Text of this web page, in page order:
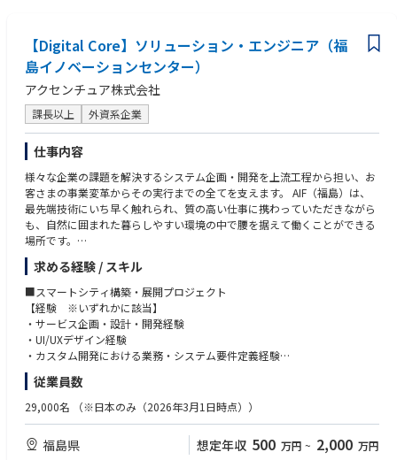
ービスの利用ユーザーの拡大、機能横断的な新サービスの企画や楽天グル
ープ内のクロスユース促進施策の推進などを行っています。
それと並行して、ポイントカード、電子マネー（楽天Edy、Suica）、クレ
ジットカードタッチ決済、楽天チェックといった楽天ペイアプリ独自の機
能の利用促進も行っています。
■採用の背景
国内のキャッシュレス決済市場は急速に拡大しており、その中で楽天ペイ
アプリも大きな成長を遂げています。しかし競合他社との競争は激化して
おり、より精度の高いマーケティング施策が求められています。市場トレ
ンドやユーザーの動向と心理を的確に把握し、最新のデジタルマーケティ
ングツールを駆使しながら、短期的な施策に頼るのではなく、持続的に事
業を成長させることが私たちの目標です。この挑戦を共に進めていくため
に、優秀で意欲的な方をお迎えしたいと考えています。
■具体的な仕事内容
【顧客獲得部】
楽天ペイアプリの新規ユーザー獲得から初回利用促進における戦略立案、
実行、効果検証、改善、仕組化までを実施します。
楽天グループ内の他事業との協業や広告出稿による新規ユーザー獲得を担
います。
【推進部】
既存ユーザーのデータを分析し、新たなマーケティング施策の立案、検
証、改善を行います。
楽天グループ内の他事業との協業、プロジェクトマネジメントも担いま
す。
【Digital Core】ソリューション・エンジニア（福
島イノベーションセンター）
アクセンチュア株式会社
課長以上 外資系企業
仕事内容
様々な企業の課題を解決するシステム企画・開発を上流工程から担い、お
客さまの事業変革からその実行までの全てを支えます。 AIF（福島）は、
最先端技術にいち早く触れられ、質の高い仕事に携わっていただきながら
も、自然に囲まれた暮らしやすい環境の中で腰を据えて働くことができる
場所です。
◆業務内容
・クライアントITグループ担当者、及びプロジェクト内上位者（基本設計
者等）とのコミュニケーション
・案件担当者としてオフショアへの作業指示と受け入れの実施
・業界・業種を問わずJava,.Netなどを中心としたアプリケーション開発案
件における、設計・開発・テスト・移行を担当
発・テスト・移行を担当
・ソーシャル、モバイル、ビッグデータアナリティクス、クラウド、IoT
などを活用した新しい業務・システムの設計・構築・導入を担当
◆プロジェクト事例
求める経験 / スキル
■スマートシティ構築・展開プロジェクト
【経験 ※いずれかに該当】
・サービス企画・設計・開発経験
・UI/UXデザイン経験
・カスタム開発における業務・システム要件定義経験
・Java/Javascriptを中心としたオープン系開発言語を用いたシステム設
計・開発経験
・iOS, Android上でのアプリケーション設計・開発経験
・可用性、セキュリティを考慮したアプリケーションの設計・開発経験
・AWS/Azure/GCPにおけるアーキテクチャ構築経験
従業員数
29,000名 （※日本のみ（2026年3月1日時点））
福島県 想定年収 500 万円 ~ 2,000 万円